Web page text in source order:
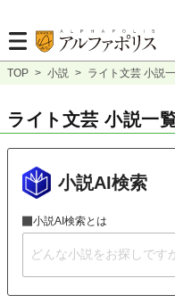
TOP > 小説 > ライト文芸 小説
ライト文芸 小説一
小説AI検索
小説AI検索とは